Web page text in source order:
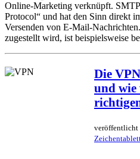
Online-Marketing verknüpft.
Protocol“ und hat den Sinn direkt
Versenden von E-Mail-
zugestellt wird, ist beispielsweise
Die
und wie
veröffentlicht